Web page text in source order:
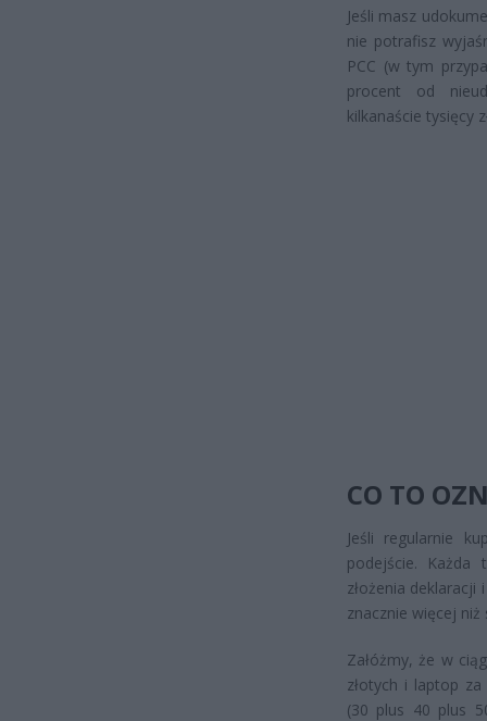
Jeśli masz
nie potrafisz
PCC (w tym
procent od
kilkanaście tysięcy
CO TO
Jeśli regularnie
podejście. Każda
złożenia
znacznie więcej
Załóżmy, że w
złotych i laptop za
(30 plus 40 plus